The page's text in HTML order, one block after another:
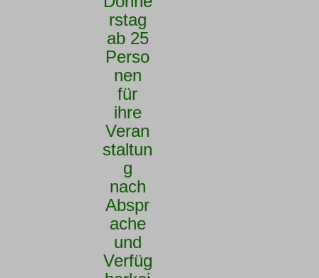
rstag
ab 25
Perso
nen
für
ihre
Veran
staltun
g
nach
Abspr
ache
und
Verfüg